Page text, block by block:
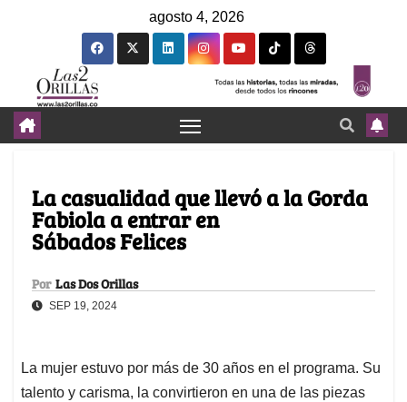
agosto 4, 2026
La casualidad que llevó a la Gorda
Fabiola a entrar en
Sábados Felices
Por Las Dos Orillas
SEP 19, 2024
La mujer estuvo por más de 30 años en el programa. Su
talento y carisma, la convirtieron en una de las piezas